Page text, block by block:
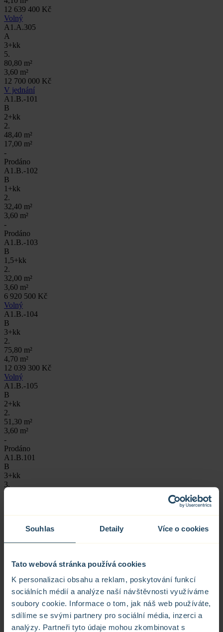
Souhlas Detaily Více o cookies
Tato webová stránka používá cookies
K personalizaci obsahu a reklam, poskytování funkcí
sociálních médií a analýze naší návštěvnosti využíváme
soubory cookie. Informace o tom, jak náš web používáte,
sdílíme se svými partnery pro sociální média, inzerci a
analýzy. Partneři tyto údaje mohou zkombinovat s
12 639 400 Kč
Volný
A1.A.305
A
3+kk
5.
80,80 m²
3,60 m²
12 700 000 Kč
V jednání
A1.B.-101
B
2+kk
2.
48,40 m²
17,00 m²
-
Prodáno
A1.B.-102
B
1+kk
2.
32,40 m²
3,60 m²
-
Prodáno
A1.B.-103
B
1,5+kk
2.
32,00 m²
3,60 m²
6 920 500 Kč
Volný
A1.B.-104
B
3+kk
2.
75,80 m²
4,70 m²
12 039 300 Kč
Volný
A1.B.-105
B
2+kk
2.
51,30 m²
3,60 m²
-
Prodáno
A1.B.101
B
3+kk
3.
61,40 m²
A1.B.102
27,40 m²
Prodáno
A1.B.103
1,5+kk